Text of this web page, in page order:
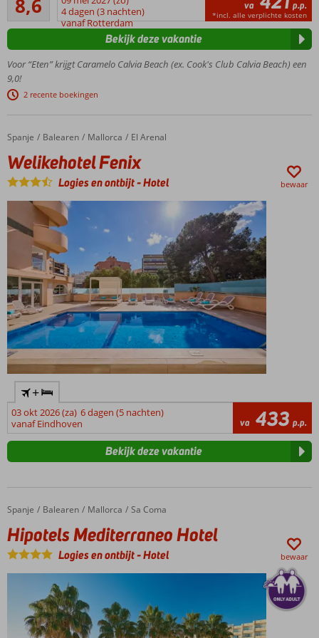
leeftijd
21 jaar
gerenoveerd
loungebedden
zwembad
Van alle
voorzien
Halfpension
mogelijk
8,6
25
beoordelingen4 dagen (3 nachten)
vanaf Rotterdam
va p.p.
*incl. alle verplichte kosten
Voor “Eten” krijgt Caramelo Calvia Beach (ex. Cook's Club Calvia Beach) een
9,0!
2 recente boekingen
Bekijk deze vakantie
Home
Spanje Balearen Mallorca El Arenal
Welikehotel Fenix
Welikehotel Fenix
Logies en ontbijt-Hotel bewaar
+
03 okt 2026 (za) 6 dagen (5 nachten)
vanaf Eindhoven
va 433 p.p.
Bekijk deze vakantie
Home
Spanje Balearen Mallorca Sa Coma
Hipotels Mediterraneo Hotel
Hipotels Mediterraneo Hotel
Logies en ontbijt-Hotel bewaar